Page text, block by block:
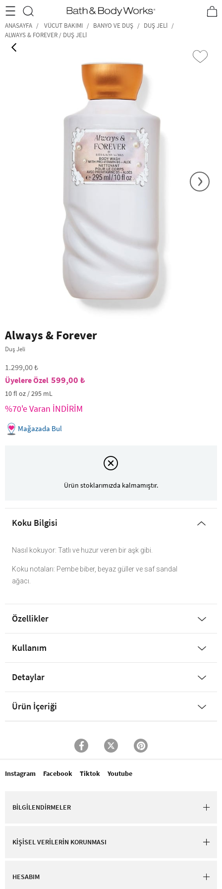
•2200₺ ve Üzeri Kargo Ücretsiz!• *Promosyon Detayları
ANASAYFA VÜCUT BAKIMI BANYO VE DUŞ
DUŞ JELI
ALWAYS & FOREVER / DUŞ JELI
›
Always & Forever
Duş Jeli
1.299,00 ₺
599,00 ₺
10 fl oz / 295 mL
%70'e Varan İNDİRİM
Mağazada Bul
Ürün stoklarımızda kalmamıştır.
Koku Bilgisi
Nasıl kokuyor: Tatlı ve huzur veren bir aşk gibi.
Koku notaları: Pembe biber, beyaz güller ve saf sandal
ağacı.
Özellikler
Kullanım
Detaylar
Ürün İçeriği
Instagram Facebook Tiktok Youtube
BİLGİLENDİRMELER
KİŞİSEL VERİLERİN KORUNMASI
HESABIM